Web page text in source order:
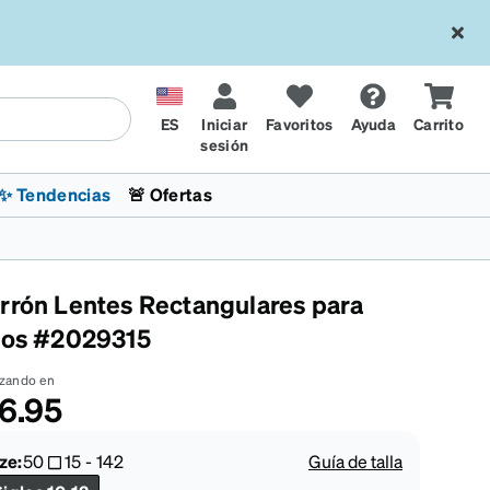
ES
Iniciar
sesión
Favoritos Ayuda Carrito
x Chase Stokes
Tendencias
La sección de tendencias
🚨 Ofertas
Lentes Rectangulares para
#2029315
en
50 15-142
Guía de talla